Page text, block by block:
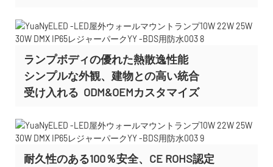
ランプボディの優れた熱散逸性能
シンプルな外観、建物との高い統合
受け入れる ODM&OEMカスタマイズ
耐久性のある100％安全、CE ROHS認定